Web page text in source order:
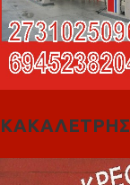
ΚΑΚΑΛΕΤΡΗΣ